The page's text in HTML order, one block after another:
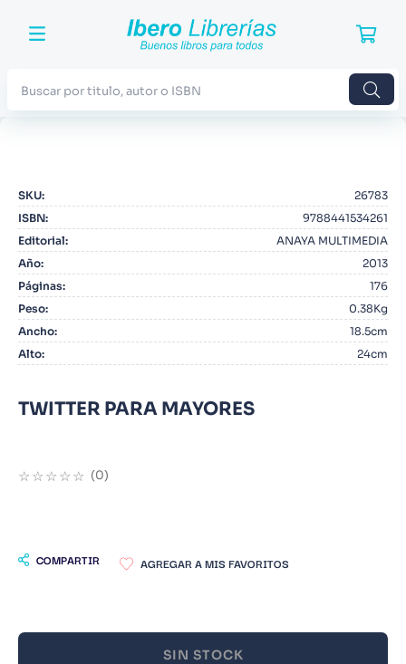
SKU:
26783
ISBN:
9788441534261
Editorial:
ANAYA MULTIMEDIA
Año:
2013
Páginas:
176
Peso:
0.38Kg
Ancho:
18.5cm
Alto: 24cm
TWITTER PARA MAYORES
☆☆☆☆☆ (0)
COMPARTIR
SIN STOCK
2. Blue Lock
3. Jujutsu Kaisen
4. Odisea
5. Manga
6. Iliada
7. Stephen King